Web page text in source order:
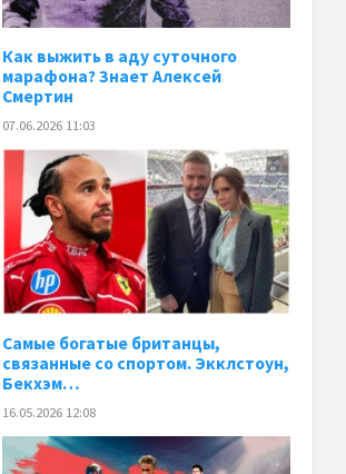
Как выжить в аду суточного
марафона? Знает Алексей
Смертин
07.06.2026 11:03
Самые богатые британцы,
связанные со спортом. Экклстоун,
Бекхэм…
16.05.2026 12:08